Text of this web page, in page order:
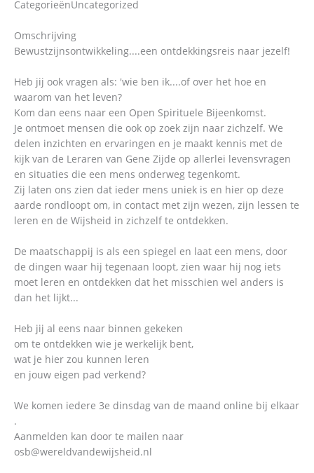
CategorieënUncategorized
Omschrijving
Bewustzijnsontwikkeling....een ontdekkingsreis naar jezelf!
Heb jij ook vragen als: 'wie ben ik....of over het hoe en
waarom van het leven?
Kom dan eens naar een Open Spirituele Bijeenkomst.
Je ontmoet mensen die ook op zoek zijn naar zichzelf. We
delen inzichten en ervaringen en je maakt kennis met de
kijk van de Leraren van Gene Zijde op allerlei levensvragen
en situaties die een mens onderweg tegenkomt.
Zij laten ons zien dat ieder mens uniek is en hier op deze
aarde rondloopt om, in contact met zijn wezen, zijn lessen te
leren en de Wijsheid in zichzelf te ontdekken.
De maatschappij is als een spiegel en laat een mens, door
de dingen waar hij tegenaan loopt, zien waar hij nog iets
moet leren en ontdekken dat het misschien wel anders is
dan het lijkt...
Heb jij al eens naar binnen gekeken
om te ontdekken wie je werkelijk bent,
wat je hier zou kunnen leren
en jouw eigen pad verkend?
We komen iedere 3e dinsdag van de maand online bij elkaar
.
Aanmelden kan door te mailen naar
osb@wereldvandewijsheid.nl